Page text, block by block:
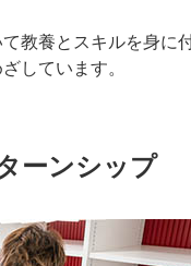
教養とスキルを身に
しています。
ーンシップ